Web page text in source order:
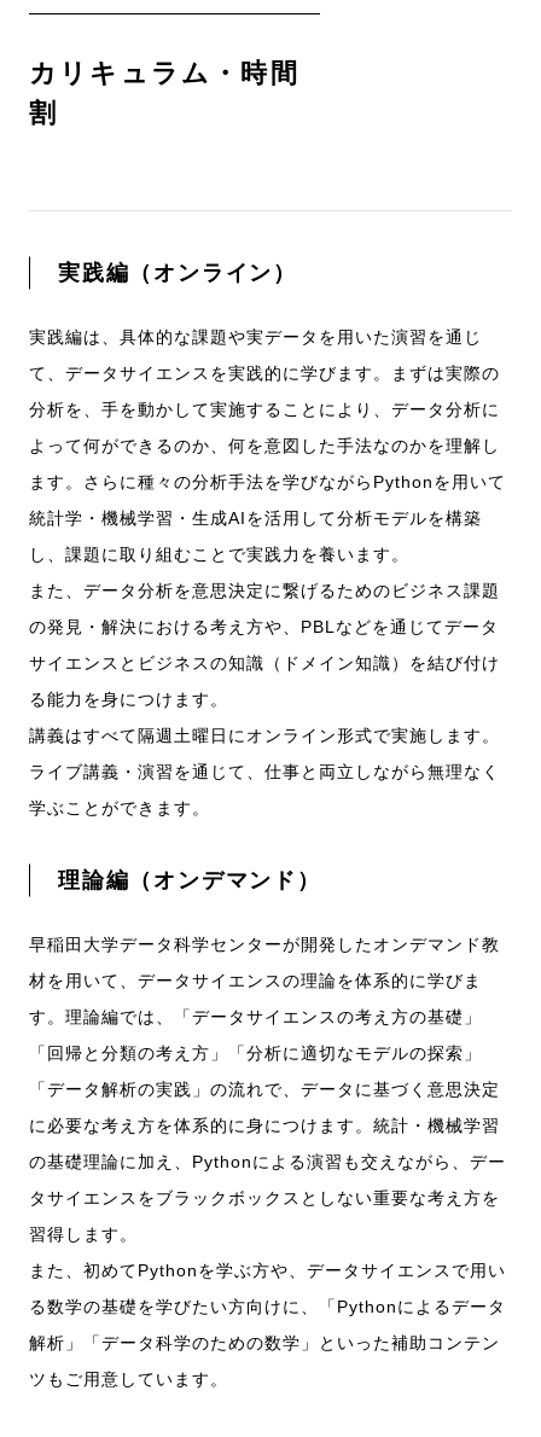
カリキュラム・時間
割
実践編（オンライン）
実践編は、具体的な課題や実データを用いた演習を通じ
て、データサイエンスを実践的に学びます。まずは実際の
分析を、手を動かして実施することにより、データ分析に
よって何ができるのか、何を意図した手法なのかを理解し
ます。さらに種々の分析手法を学びながらPythonを用いて
統計学・機械学習・生成AIを活用して分析モデルを構築
し、課題に取り組むことで実践力を養います。
また、データ分析を意思決定に繋げるためのビジネス課題
の発見・解決における考え方や、PBLなどを通じてデータ
サイエンスとビジネスの知識（ドメイン知識）を結び付け
る能力を身につけます。
講義はすべて隔週土曜日にオンライン形式で実施します。
ライブ講義・演習を通じて、仕事と両立しながら無理なく
学ぶことができます。
理論編（オンデマンド）
早稲田大学データ科学センターが開発したオンデマンド教
材を用いて、データサイエンスの理論を体系的に学びま
す。理論編では、「データサイエンスの考え方の基礎」
「回帰と分類の考え方」「分析に適切なモデルの探索」
「データ解析の実践」の流れで、データに基づく意思決定
に必要な考え方を体系的に身につけます。統計・機械学習
の基礎理論に加え、Pythonによる演習も交えながら、デー
タサイエンスをブラックボックスとしない重要な考え方を
習得します。
また、初めてPythonを学ぶ方や、データサイエンスで用い
る数学の基礎を学びたい方向けに、「Pythonによるデータ
解析」「データ科学のための数学」といった補助コンテン
ツもご用意しています。